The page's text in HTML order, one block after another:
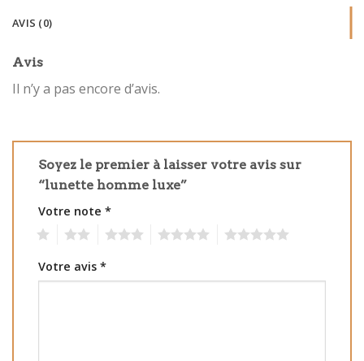
AVIS (0)
Avis
Il n’y a pas encore d’avis.
Soyez le premier à laisser votre avis sur
“lunette homme luxe”
Votre note *
Votre avis *